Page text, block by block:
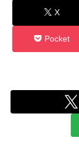
X
Pocket